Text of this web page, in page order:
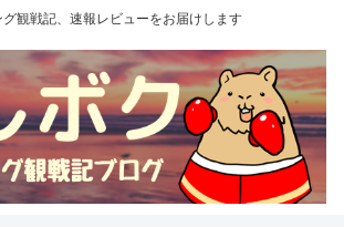
グ観戦記、速報レビューをお届けします